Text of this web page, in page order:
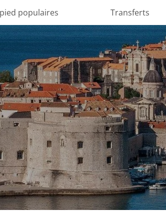
populaires Transferts